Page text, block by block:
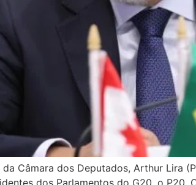
Câmara dos Deputados, Arthur Lira
dos Parlamentos do G20, o